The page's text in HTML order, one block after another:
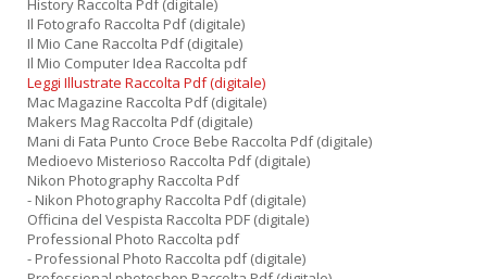
History Raccolta Pdf (digitale)
Il Fotografo Raccolta Pdf (digitale)
Il Mio Cane Raccolta Pdf (digitale)
Il Mio Computer Idea Raccolta pdf
Leggi Illustrate Raccolta Pdf (digitale)
Mac Magazine Raccolta Pdf (digitale)
Makers Mag Raccolta Pdf (digitale)
Mani di Fata Punto Croce Bebe Raccolta Pdf (digitale)
Medioevo Misterioso Raccolta Pdf (digitale)
Nikon Photography Raccolta Pdf
- Nikon Photography Raccolta Pdf (digitale)
Officina del Vespista Raccolta PDF (digitale)
Professional Photo Raccolta pdf
- Professional Photo Raccolta pdf (digitale)